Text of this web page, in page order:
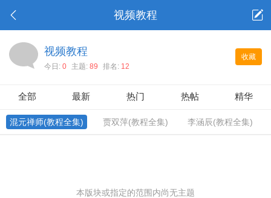
视频教程
收藏
视频教程
今日: 0 主题: 89 排名: 12
全部 最新 热门 热帖 精华
混元禅师(教程全集) 贾双萍(教程全集) 李涵辰(教程全集)
本版块或指定的范围内尚无主题